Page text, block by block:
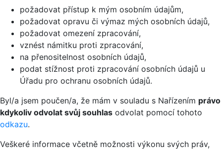
požadovat přístup k mým osobním údajům,
požadovat opravu či výmaz mých osobních údajů,
požadovat omezení zpracování,
vznést námitku proti zpracování,
na přenositelnost osobních údajů,
podat stížnost proti zpracování osobních údajů u
Úřadu pro ochranu osobních údajů.
Byl/a jsem poučen/a, že mám v souladu s Nařízením právo
kdykoliv odvolat svůj souhlas odvolat pomocí tohoto
odkazu.
Veškeré informace včetně možnosti výkonu svých práv,